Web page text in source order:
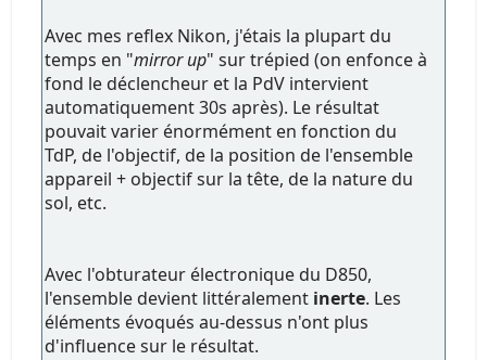
Avec mes reflex Nikon, j'étais la plupart du
temps en "mirror up" sur trépied (on enfonce à
fond le déclencheur et la PdV intervient
automatiquement 30s après). Le résultat
pouvait varier énormément en fonction du
TdP, de l'objectif, de la position de l'ensemble
appareil + objectif sur la tête, de la nature du
sol, etc.
Avec l'obturateur électronique du D850,
l'ensemble devient littéralement inerte. Les
éléments évoqués au-dessus n'ont plus
d'influence sur le résultat.